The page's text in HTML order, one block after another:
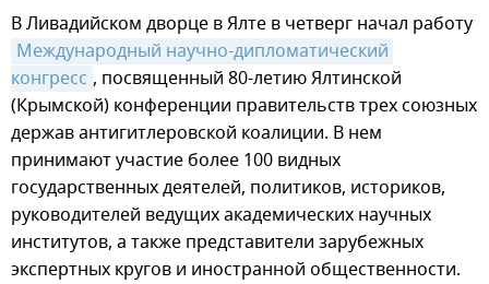
В Ливадийском дворце в Ялте в четверг начал работу
Международный научно-дипломатический
конгресс , посвященный 80-летию Ялтинской
(Крымской) конференции правительств трех союзных
держав антигитлеровской коалиции. В нем
принимают участие более 100 видных
государственных деятелей, политиков, историков,
руководителей ведущих академических научных
институтов, а также представители зарубежных
экспертных кругов и иностранной общественности.